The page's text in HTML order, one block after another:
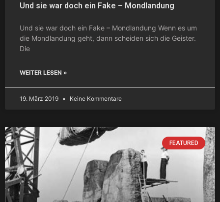
Und sie war doch ein Fake – Mondlandung
Und sie war doch ein Fake – Mondlandung Wenn es um
die Mondlandung geht, dann scheiden sich die Geister.
Die
WEITER LESEN »
19. März 2019 Keine Kommentare
FEATURED